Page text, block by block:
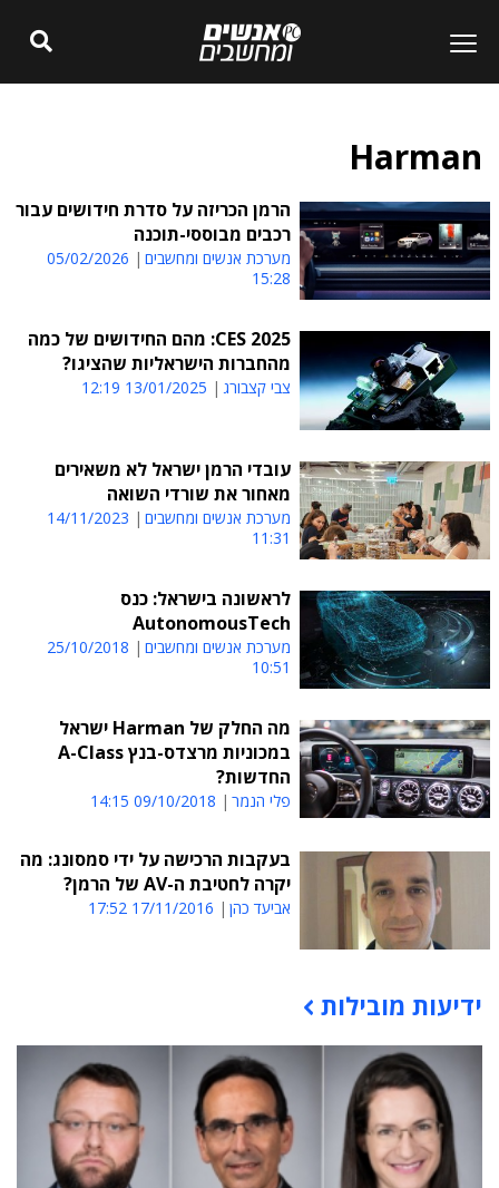
Harman
הרמן הכריזה על סדרת חידושים עבור
רכבים מבוססי-תוכנה
מערכת אנשים ומחשבים
05/02/2026
15:28
CES 2025: מהם החידושים של כמה
מהחברות הישראליות שהציגו?
צבי קצבורג 13/01/2025 12:19
עובדי הרמן ישראל לא משאירים
מאחור את שורדי השואה
מערכת אנשים ומחשבים
14/11/2023
11:31
לראשונה בישראל: כנס
AutonomousTech
מערכת אנשים ומחשבים
25/10/2018
10:51
מה החלק של Harman ישראל
במכוניות מרצדס-בנץ A-Class
החדשות?
פלי הנמר 09/10/2018 14:15
בעקבות הרכישה על ידי סמסונג: מה
יקרה לחטיבת ה-AV של הרמן?
אביעד כהן 17/11/2016 17:52
תוכן פרסומי
ידיעות מובילות